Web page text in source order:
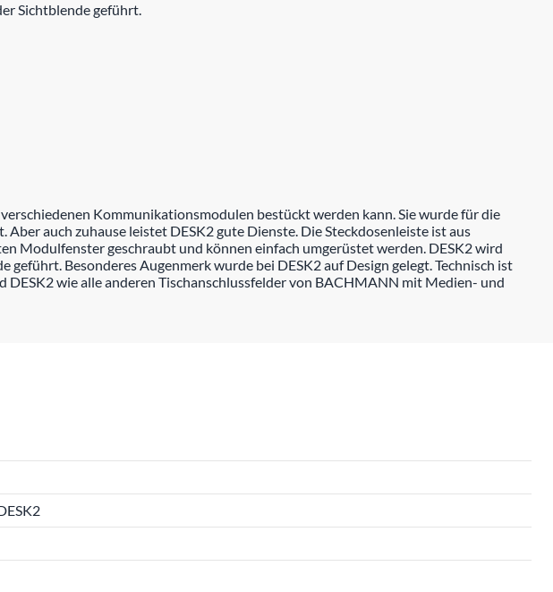
Sichtblende geführt.
Kommunikationsmodulen bestückt werden kann. Sie wurde für die
auch zuhause leistet DESK2 gute Dienste. Die Steckdosenleiste ist aus
Modulfenster geschraubt und können einfach umgerüstet werden. DESK2 wird
Besonderes Augenmerk wurde bei DESK2 auf Design gelegt. Technisch ist
wie alle anderen Tischanschlussfelder von BACHMANN mit Medien- und